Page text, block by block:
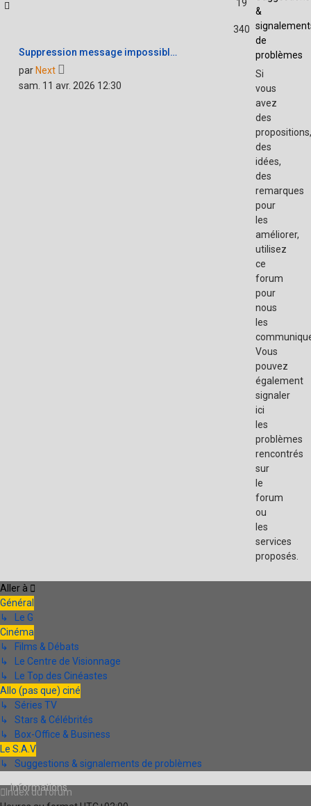
&
de
problèmes
Si
vous
avez
des
propositions,
des
idées,
des
remarques
pour
les
améliorer,
utilisez
ce
forum
pour
nous
les
Vous
pouvez
également
signaler
ici
les
problèmes
rencontrés
sur
le
forum
ou
les
services
proposés.
19
340
Suppression message impossibl…
par Next
sam. 11 avr. 2026 12:30
Aller à
Général
↳ Le G
Cinéma
↳ Films & Débats
↳ Le Centre de Visionnage
↳ Le Top des Cinéastes
Allo (pas que) ciné
↳ Séries TV
↳ Stars & Célébrités
↳ Box-Office & Business
Le S.A.V
↳ Suggestions & signalements de problèmes
Informations
Index du forum